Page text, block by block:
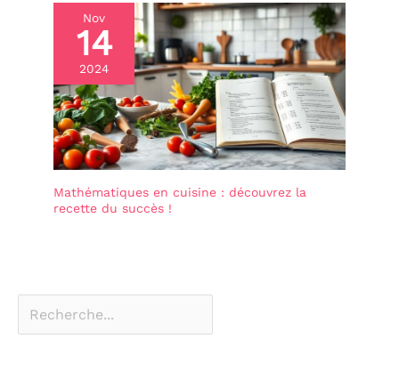
Nov
14
2024
Mathématiques en cuisine : découvrez la
recette du succès !